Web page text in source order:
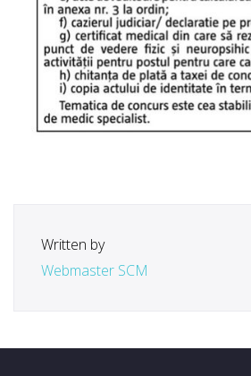
Written by
Webmaster SCM